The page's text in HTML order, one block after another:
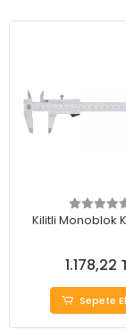
Kilitli Monoblok
1.178,22
Sepete